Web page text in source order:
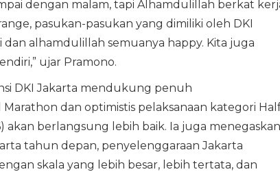
dengan malam, tapi Alhamdulillah berkat
pasukan-pasukan yang dimiliki oleh DKI
dan alhamdulillah semuanya happy. Kita juga
ujar Pramono.
DKI Jakarta mendukung penuh
dan optimistis pelaksanaan kategori
akan berlangsung lebih baik. Ia juga menegaskan
tahun depan, penyelenggaraan Jakarta
skala yang lebih besar, lebih tertata, dan